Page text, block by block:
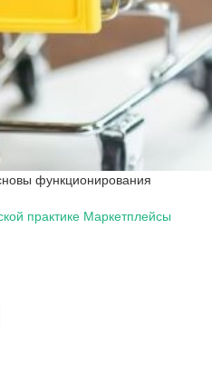
функционирования
практике Маркетплейсы